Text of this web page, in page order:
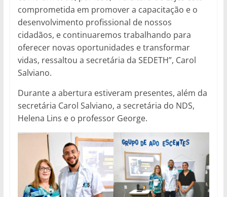
comprometida em promover a capacitação e o
desenvolvimento profissional de nossos
cidadãos, e continuaremos trabalhando para
oferecer novas oportunidades e transformar
vidas, ressaltou a secretária da SEDETH”, Carol
Salviano.
Durante a abertura estiveram presentes, além da
secretária Carol Salviano, a secretária do NDS,
Helena Lins e o professor George.